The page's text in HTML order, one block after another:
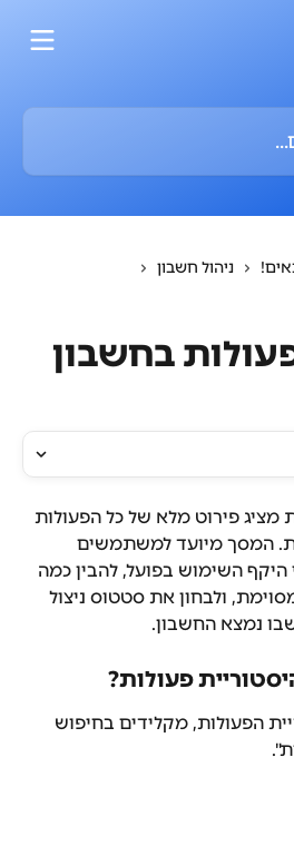
ניהול חשבון
בחשבון
מציג פירוט מלא של כל הפעולות
המסך מיועד למשתמשים
היקף השימוש בפועל, להבין כמה
ולבחון את סטטוס ניצול
נמצא החשבון.
פעולות?
הפעולות, מקלידים בחיפוש